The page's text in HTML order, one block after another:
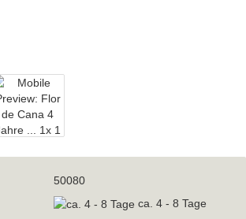
50080
ca. 4 - 8 Tage